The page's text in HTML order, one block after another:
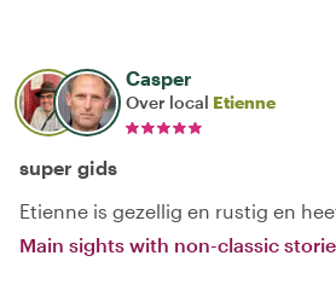
Casper
Over local Etienne
super gids
Etienne is gezellig en rustig en
Main sights with non-classic